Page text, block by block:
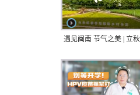
遇见闽南 节气之美 | 立秋